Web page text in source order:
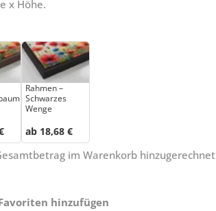
x Höhe.
Rahmen –
Schwarzes
Wenge
ab 18,68 €
im Warenkorb hinzugerechnet
hinzufügen